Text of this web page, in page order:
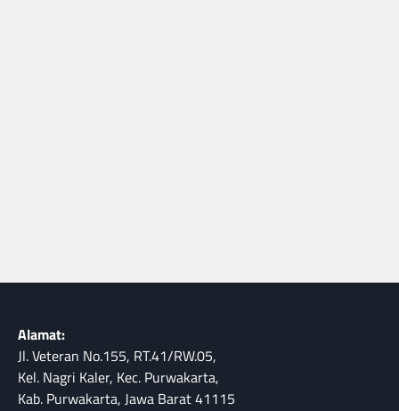
Alamat:
Jl. Veteran No.155, RT.41/RW.05,
Kel. Nagri Kaler, Kec. Purwakarta,
Kab. Purwakarta, Jawa Barat 41115